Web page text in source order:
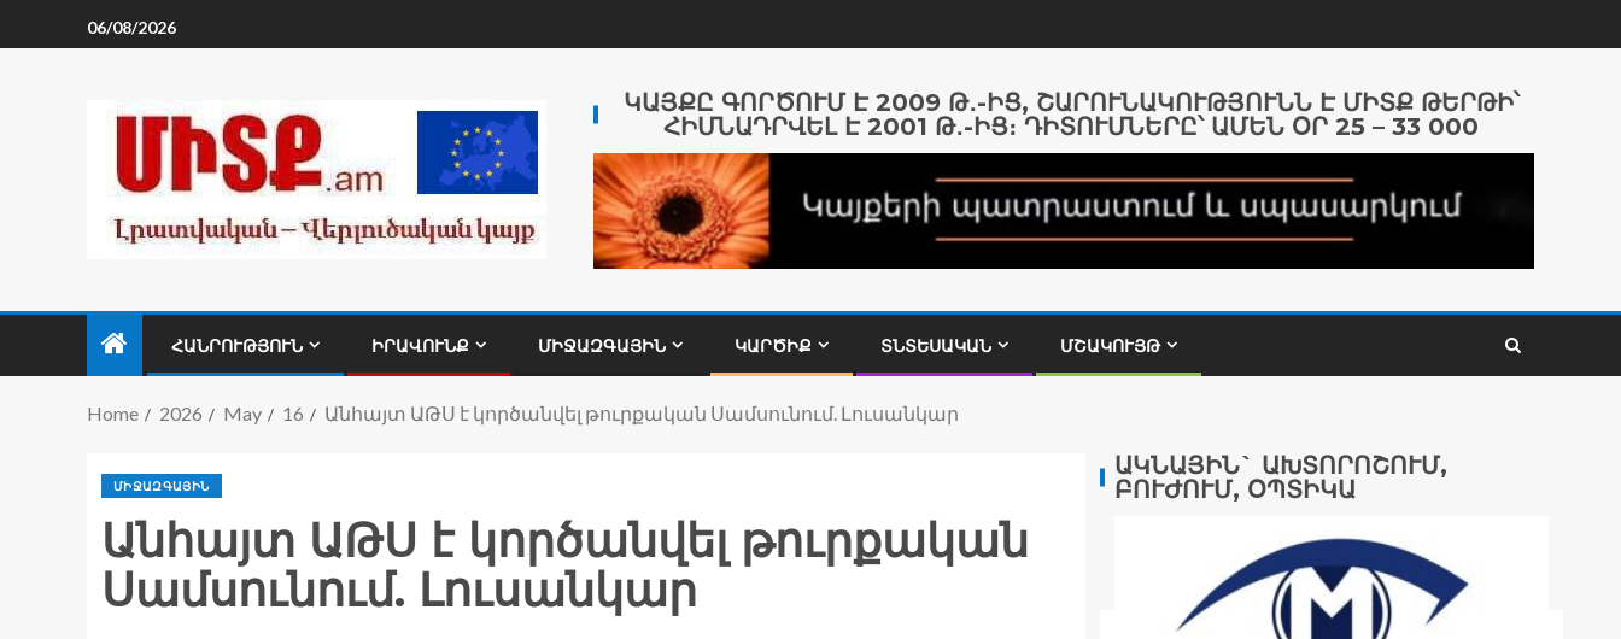
06/08/2026
ԿԱՅՔԸ ԳՈՐԾՈՒՄ Է 2009 Թ․-ԻՑ, ՇԱՐՈՒՆԱԿՈՒԹՅՈՒՆՆ Է ՄԻՏՔ ԹԵՐԹԻ՝
ՀԻՄՆԱԴՐՎԵԼ Է 2001 Թ․-ԻՑ։ ԴԻՏՈՒՄՆԵՐԸ՝ ԱՄԵՆ ՕՐ 25 – 33 000
ՀԱՆՐՈՒԹՅՈՒՆ ԻՐԱՎՈՒՆՔ ՄԻՋԱԶԳԱՅԻՆ ԿԱՐԾԻՔ ՏՆՏԵՍԱԿԱՆ ՄՇԱԿՈՒՅԹ
Home 2026 May 16 Անհայտ ԱԹՍ է կործանվել թուրքական Սամսունում. Լուսանկար
ՄԻՋԱԶԳԱՅԻՆ
Անհայտ ԱԹՍ է կործանվել թուրքական
Սամսունում. Լուսանկար
ԱԿՆԱՅԻՆ` ԱԽՏՈՐՈՇՈՒՄ,
ԲՈՒԺՈՒՄ, ՕՊՏԻԿԱ